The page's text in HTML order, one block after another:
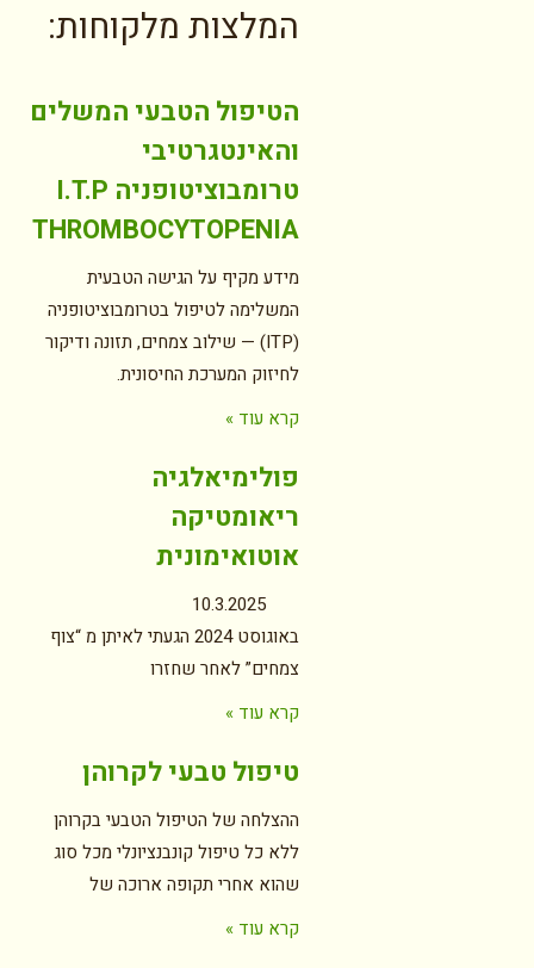
המלצות מלקוחות:
הטיפול הטבעי המשלים
והאינטגרטיבי
טרומבוציטופניה I.T.P
THROMBOCYTOPENIA
מידע מקיף על הגישה הטבעית
המשלימה לטיפול בטרומבוציטופניה
(ITP) — שילוב צמחים, תזונה ודיקור
לחיזוק המערכת החיסונית.
קרא עוד »
פולימיאלגיה
ריאומטיקה
אוטואימונית
באוגוסט 2024 הגעתי לאיתן מ “צוף
צמחים” לאחר שחזרו
קרא עוד »
טיפול טבעי לקרוהן
ההצלחה של הטיפול הטבעי בקרוהן
ללא כל טיפול קונבנציונלי מכל סוג
שהוא אחרי תקופה ארוכה של
קרא עוד »